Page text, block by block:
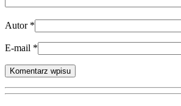
Autor *
E-mail *